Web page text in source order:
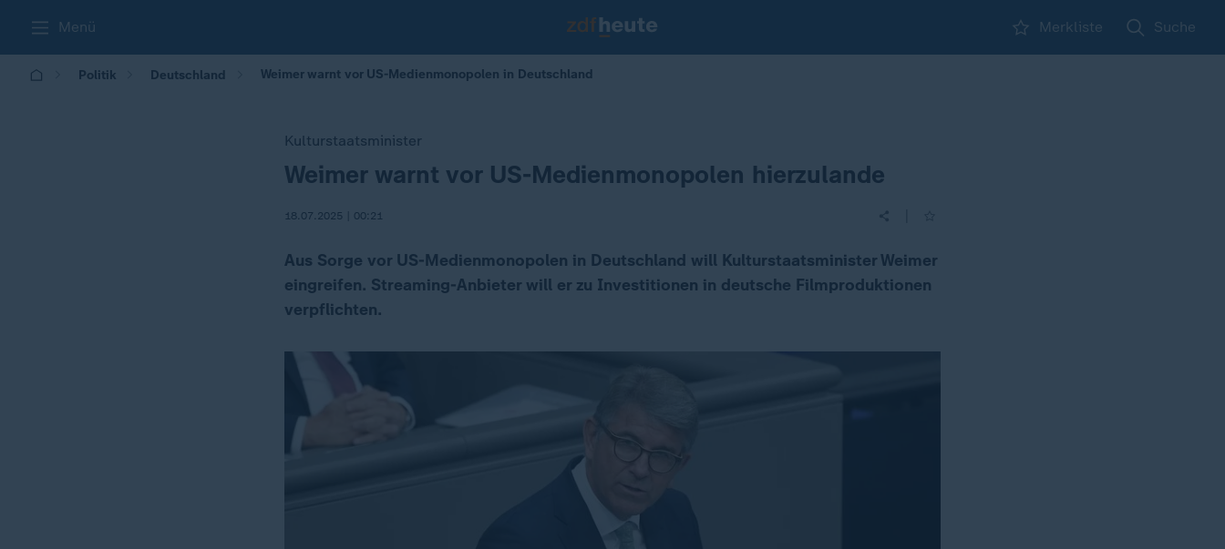
Menü Merkliste Suche
Politik Deutschland Weimer warnt vor US-Medienmonopolen in Deutschland
Kulturstaatsminister
:
Weimer warnt vor US-Medienmonopolen hierzulande
18.07.2025 | 00:21
Aus Sorge vor US-Medienmonopolen in Deutschland will Kulturstaatsminister Weimer
eingreifen. Streaming-Anbieter will er zu Investitionen in deutsche Filmproduktionen
verpflichten.